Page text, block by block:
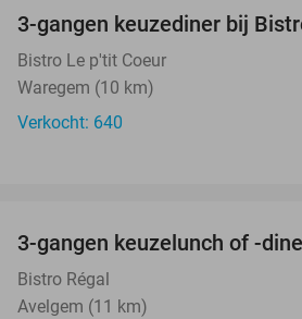
3-gangen keuzediner bij
Bistro Le p'tit Coeur
Waregem (10 km)
Verkocht: 640
3-gangen keuzelunch of -
Bistro Régal
Avelgem (11 km)